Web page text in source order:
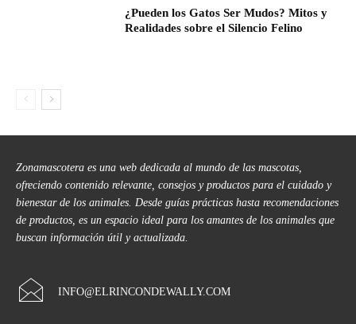
¿Pueden los Gatos Ser Mudos? Mitos y
Realidades sobre el Silencio Felino
Zonamascotera es una web dedicada al mundo de las mascotas,
ofreciendo contenido relevante, consejos y productos para el cuidado y
bienestar de los animales. Desde guías prácticas hasta recomendaciones
de productos, es un espacio ideal para los amantes de los animales que
buscan información útil y actualizada.
INFO@ELRINCONDEWALLY.COM